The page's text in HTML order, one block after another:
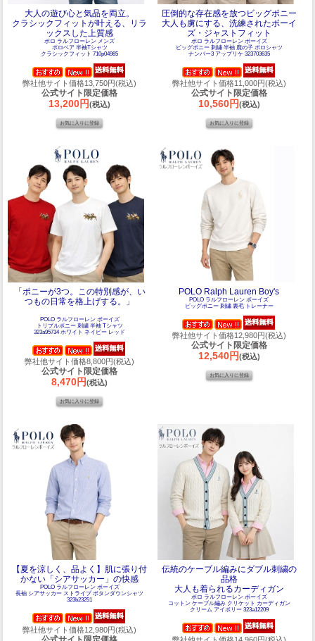
大人の遊び心と気品を両立。
クラシックフィットが叶える、リラ
ックスした上質感
ポロ ラルフローレン メンズ
ポロベア 半袖Tシャツ
クラシックフィット 710p04985
弊社他サイト価格13,750円(税込)
公式サイト限定価格
13,200円(税込)
圧倒的な存在感を放つビッグポニー
大人も虜にする、洗練されたボーイ
ズ・ジャストフィット
ポロ ラルフローレン ボーイズ
ビッグポニー 刺繍 半袖 鹿の子 ポロシャツ
ナンバー3 アップリケ 323703635
弊社他サイト価格11,000円(税込)
公式サイト限定価格
10,560円(税込)
「ポニーが3つ。この特別感が、い
つもの日常を格上げする。」
POLO ラルフローレン ボーイズ
トリプルポニー 刺繍 半袖 Tシャツ
323a95734 ホワイト ネイビー レッド
弊社他サイト価格8,800円(税込)
公式サイト限定価格
8,470円(税込)
POLO Ralph Lauren Boy's
POLO ラルフローレン ボーイズ
ビッグポニー 刺繍 裏毛 トレーナー
弊社他サイト価格12,980円(税込)
公式サイト限定価格
12,540円(税込)
【夏を涼しく、品よく】肌に張り付
かない「シアサッカー」の快感
POLO ラルフローレン ボーイズ
長袖 シアサッカー ストライプ ボタンダウンシャツ
323b23251
弊社他サイト価格12,980円(税込)
伝統のケーブル編みにダブル刺繍の
品格
大人も着られるカーディガン
ポロ ラルフローレン ボーイズ
コットン ケーブル編み クリケット カーディガン
クリーム アイボリー 323a12209
弊社他サイト価格14,960円(税込)